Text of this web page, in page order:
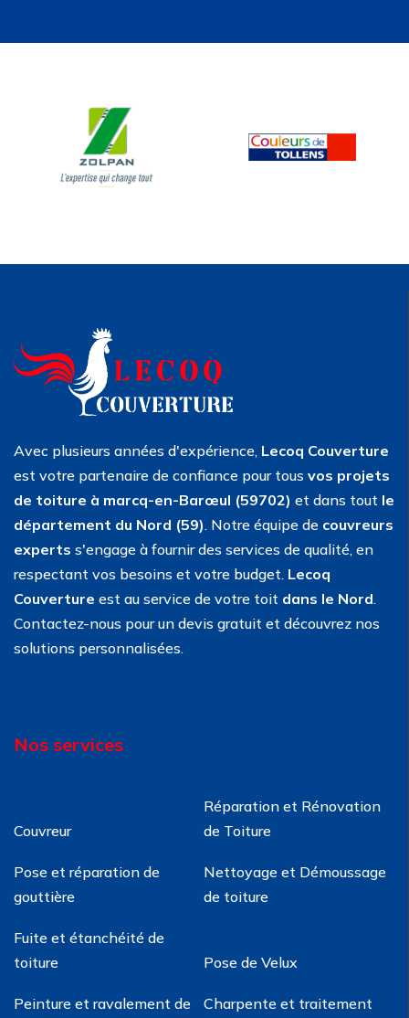
Avec plusieurs années d'expérience, Lecoq Couverture
est votre partenaire de confiance pour tous vos projets
de toiture à marcq-en-Barœul (59702) et dans tout le
département du Nord (59). Notre équipe de couvreurs
experts s'engage à fournir des services de qualité, en
respectant vos besoins et votre budget. Lecoq
Couverture est au service de votre toit dans le Nord.
Contactez-nous pour un devis gratuit et découvrez nos
solutions personnalisées.
Nos services
Couvreur
Réparation et Rénovation
de Toiture
Pose et réparation de
gouttière
Nettoyage et Démoussage
de toiture
Fuite et étanchéité de
toiture
Pose de Velux
Peinture et ravalement de
Charpente et traitement